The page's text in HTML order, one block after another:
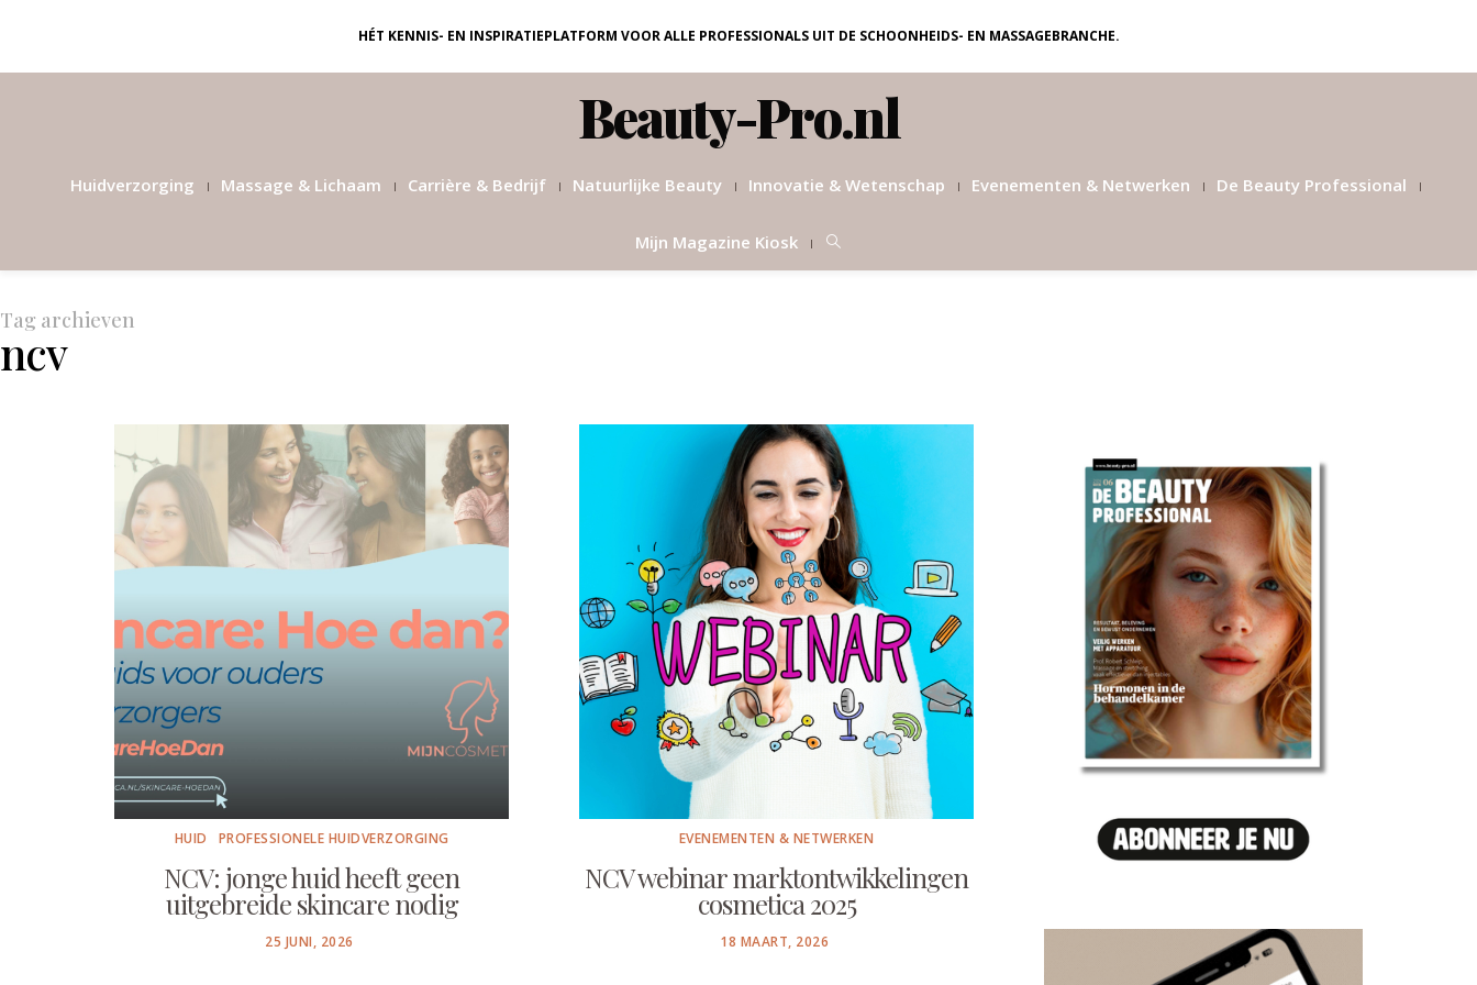
HÉT KENNIS- EN INSPIRATIEPLATFORM VOOR ALLE PROFESSIONALS UIT DE SCHOONHEIDS- EN MASSAGEBRANCHE.
Beauty-Pro.nl
Huidverzorging Massage & Lichaam Carrière & Bedrijf Natuurlijke Beauty Innovatie & Wetenschap Evenementen & Netwerken De Beauty Professional
Mijn Magazine Kiosk
Tag archieven
ncv
HUID PROFESSIONELE HUIDVERZORGING
NCV: jonge huid heeft geen
uitgebreide skincare nodig
POSTED
25 JUNI, 2026
EVENEMENTEN & NETWERKEN
NCV webinar marktontwikkelingen
cosmetica 2025
POSTED
18 MAART, 2026